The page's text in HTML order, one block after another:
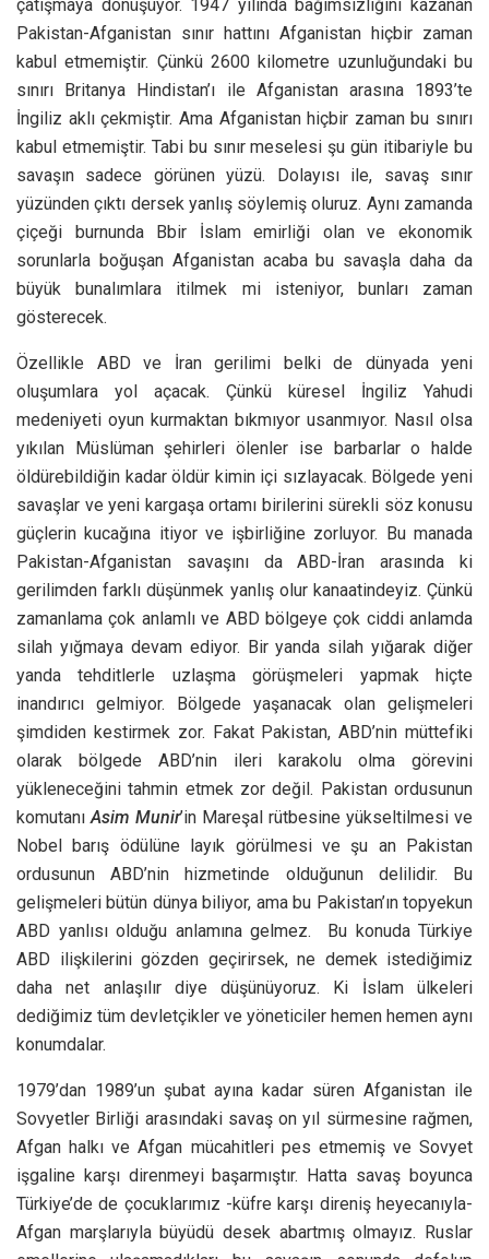
çatışmaya dönüşüyor. 1947 yılında bağımsızlığını kazanan
Pakistan-Afganistan sınır hattını Afganistan hiçbir zaman
kabul etmemiştir. Çünkü 2600 kilometre uzunluğundaki bu
sınırı Britanya Hindistan’ı ile Afganistan arasına 1893’te
İngiliz aklı çekmiştir. Ama Afganistan hiçbir zaman bu sınırı
kabul etmemiştir. Tabi bu sınır meselesi şu gün itibariyle bu
savaşın sadece görünen yüzü. Dolayısı ile, savaş sınır
yüzünden çıktı dersek yanlış söylemiş oluruz. Aynı zamanda
çiçeği burnunda Bbir İslam emirliği olan ve ekonomik
sorunlarla boğuşan Afganistan acaba bu savaşla daha da
büyük bunalımlara itilmek mi isteniyor, bunları zaman
gösterecek.
Özellikle ABD ve İran gerilimi belki de dünyada yeni
oluşumlara yol açacak. Çünkü küresel İngiliz Yahudi
medeniyeti oyun kurmaktan bıkmıyor usanmıyor. Nasıl olsa
yıkılan Müslüman şehirleri ölenler ise barbarlar o halde
öldürebildiğin kadar öldür kimin içi sızlayacak. Bölgede yeni
savaşlar ve yeni kargaşa ortamı birilerini sürekli söz konusu
güçlerin kucağına itiyor ve işbirliğine zorluyor. Bu manada
Pakistan-Afganistan savaşını da ABD-İran arasında ki
gerilimden farklı düşünmek yanlış olur kanaatindeyiz. Çünkü
zamanlama çok anlamlı ve ABD bölgeye çok ciddi anlamda
silah yığmaya devam ediyor. Bir yanda silah yığarak diğer
yanda tehditlerle uzlaşma görüşmeleri yapmak hiçte
inandırıcı gelmiyor. Bölgede yaşanacak olan gelişmeleri
şimdiden kestirmek zor. Fakat Pakistan, ABD’nin müttefiki
olarak bölgede ABD’nin ileri karakolu olma görevini
yükleneceğini tahmin etmek zor değil. Pakistan ordusunun
komutanı Asim Munir’in Mareşal rütbesine yükseltilmesi ve
Nobel barış ödülüne layık görülmesi ve şu an Pakistan
ordusunun ABD’nin hizmetinde olduğunun delilidir. Bu
gelişmeleri bütün dünya biliyor, ama bu Pakistan’ın topyekun
ABD yanlısı olduğu anlamına gelmez. Bu konuda Türkiye
ABD ilişkilerini gözden geçirirsek, ne demek istediğimiz
daha net anlaşılır diye düşünüyoruz. Ki İslam ülkeleri
dediğimiz tüm devletçikler ve yöneticiler hemen hemen aynı
konumdalar.
1979’dan 1989’un şubat ayına kadar süren Afganistan ile
Sovyetler Birliği arasındaki savaş on yıl sürmesine rağmen,
Afgan halkı ve Afgan mücahitleri pes etmemiş ve Sovyet
işgaline karşı direnmeyi başarmıştır. Hatta savaş boyunca
Türkiye’de de çocuklarımız -küfre karşı direniş heyecanıyla-
Afgan marşlarıyla büyüdü desek abartmış olmayız. Ruslar